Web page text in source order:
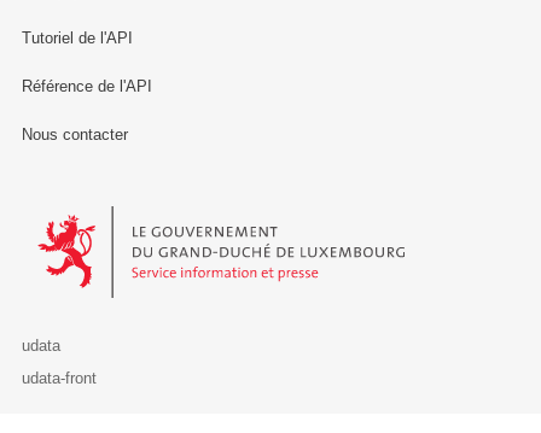
Tutoriel de l'API
Référence de l'API
Nous contacter
Le Gouvernement du Grand-Duché de Luxembourg - Service
udata
udata-front